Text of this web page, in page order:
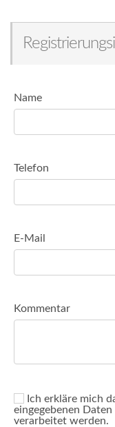
Name
Telefon
E-Mail
Kommentar
Ich erkläre mich
eingegebenen
verarbeitet werden.